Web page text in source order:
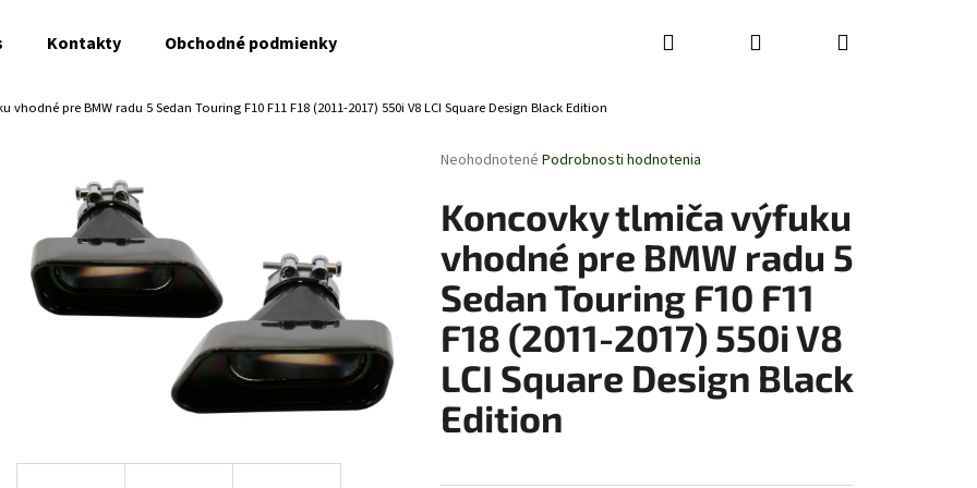
Kontakty Obchodné podmienky Hľadať PrihlásenieNákupný
pre BMW radu 5 Sedan Touring F10 F11 F18 (2011-2017) 550i V8 LCI Square Design Black Edition
Priemerné
produktu
je
z
5
hviezdičiek.
Neohodnotené Podrobnosti hodnotenia
Koncovky tlmiča výfuku
vhodné pre BMW radu 5
Sedan Touring F10 F11
F18 (2011-2017) 550i V8
LCI Square Design Black
Edition
Čo potrebujete nájsť?
Odporúčame